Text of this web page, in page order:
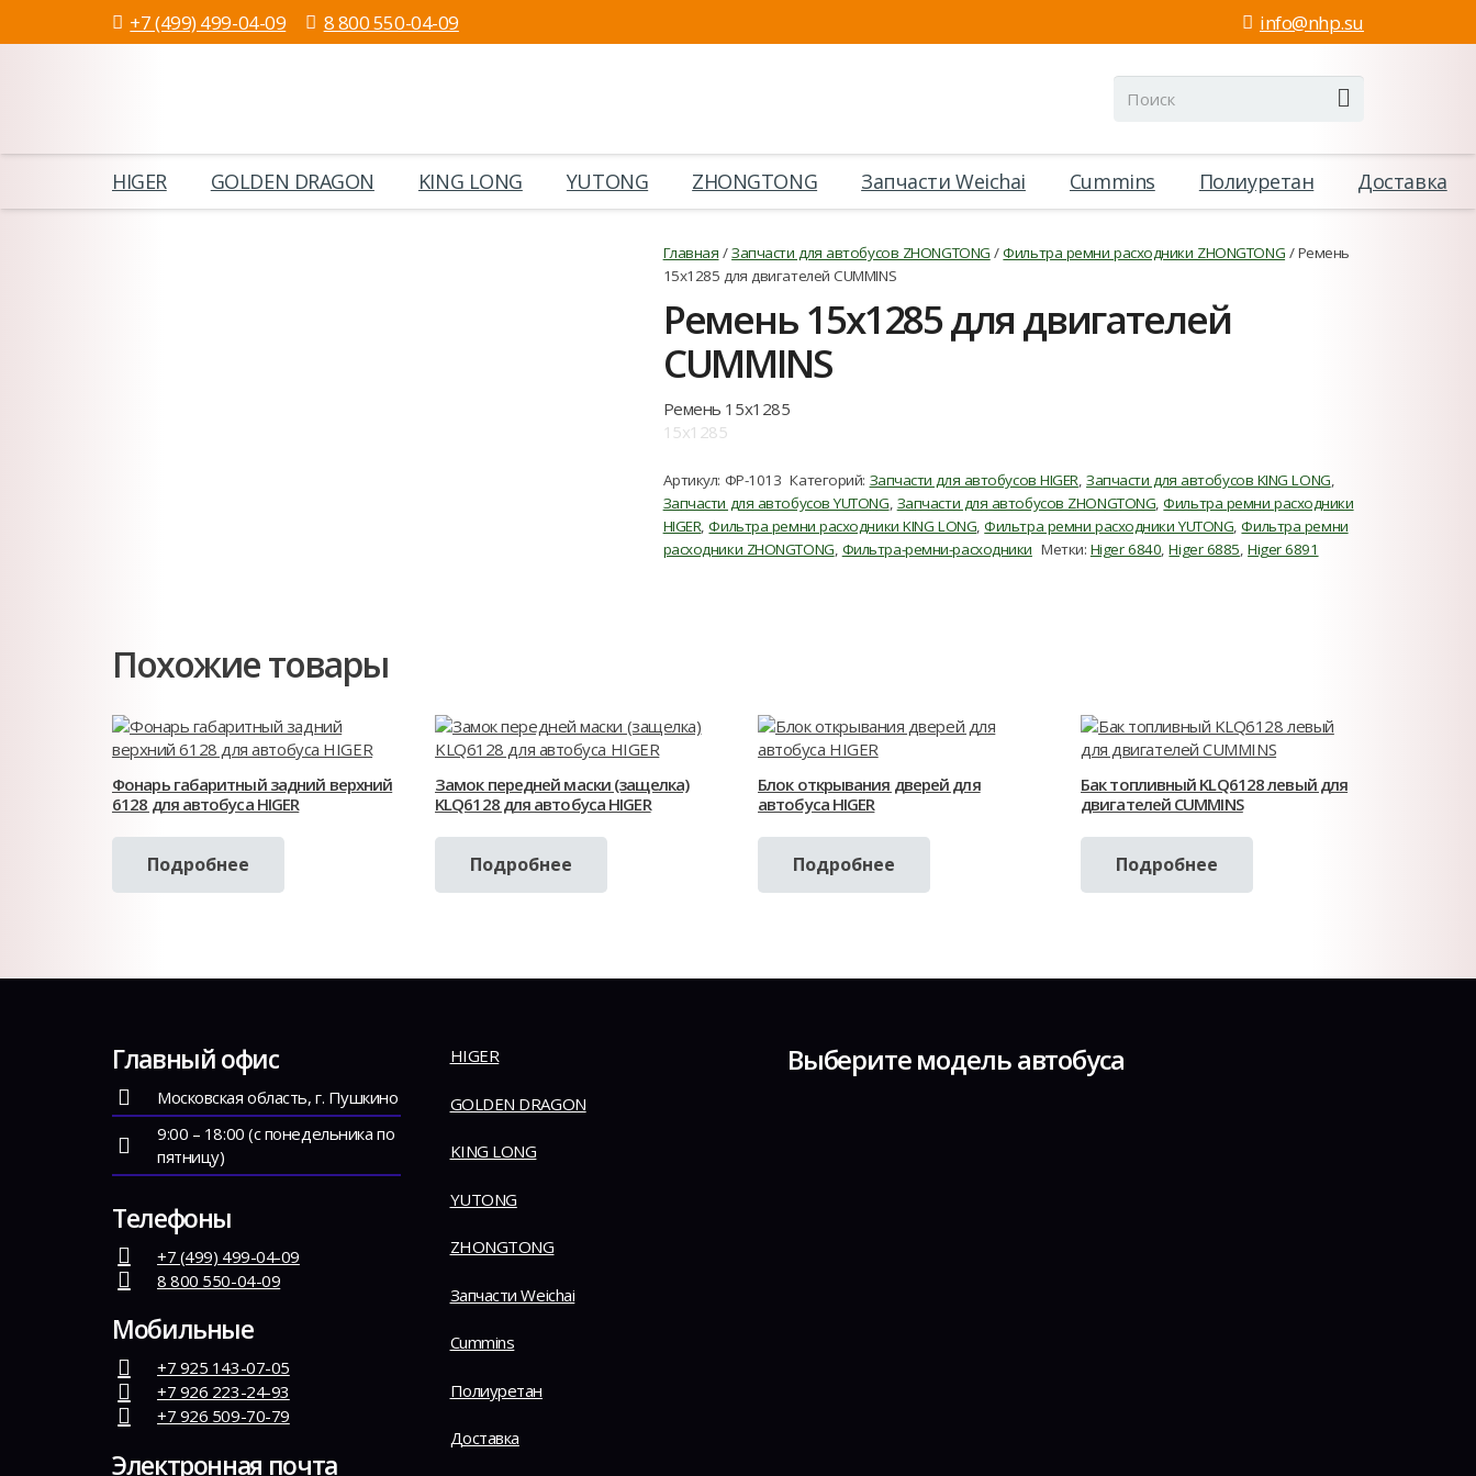
+7 (499) 499-04-09 8 800 550-04-09 info@nhp.su
HIGER GOLDEN DRAGON KING LONG YUTONG ZHONGTONG Запчасти Weichai Cummins Полиуретан Доставка
Главная /Запчасти для автобусов ZHONGTONG /Фильтра ремни расходники ZHONGTONG / Ремень
15х1285 для двигателей CUMMINS
Ремень 15х1285 для двигателей
CUMMINS
Ремень 15х1285
15х1285
Артикул: ФР-1013 Категорий: Запчасти для автобусов HIGER,Запчасти для автобусов KING LONG,
Запчасти для автобусов YUTONG, Запчасти для автобусов ZHONGTONG,Фильтра ремни расходники
HIGER,Фильтра ремни расходники KING LONG,Фильтра ремни расходники YUTONG,Фильтра ремни
расходники ZHONGTONG, Фильтра-ремни-расходники Метки: Higer 6840,Higer 6885,Higer 6891
Похожие товары
Фонарь габаритный задний верхний
6128 для автобуса HIGER
Подробнее
Замок передней маски (защелка)
KLQ6128 для автобуса HIGER
Подробнее
Блок открывания дверей для
автобуса HIGER
Подробнее
Бак топливный KLQ6128 левый для
двигателей CUMMINS
Подробнее
Главный офис
Московская область, г. Пушкино
9:00 – 18:00 (с понедельника по
пятницу)
Телефоны
+7 (499) 499-04-09
8 800 550-04-09
Мобильные
+7 925 143-07-05
+7 926 223-24-93
+7 926 509-70-79
Электронная почта
HIGER
GOLDEN DRAGON
KING LONG
YUTONG
ZHONGTONG
Запчасти Weichai
Cummins
Полиуретан
Доставка
Выберите модель автобуса